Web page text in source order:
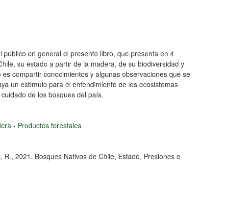
en general el presente libro, que presenta en 4
su estado a partir de la madera, de su biodiversidad y
compartir conocimientos y algunas observaciones que se
un estímulo para el entendimiento de los ecosistemas
de los bosques del país.
- Productos forestales
2021. Bosques Nativos de Chile, Estado, Presiones e